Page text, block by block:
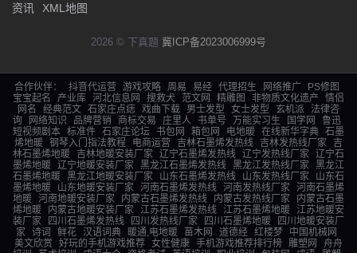
资讯 XML地图
2026 © 下真题 冀ICP备2023006999号
合作伙伴： 抖音代运营 游戏攻略 周易 易经 代理招生 网络推广
PS修图
宝宝起名
产业库 河北信息网 搜救犬 范文网 精雕图 非物质文化遗产
情侣
网名
经典范文 石家庄点痣 戏曲下载 男士发型 女士发型 玄机派
法律咨
询
网络知识 品牌营销 商标交易 庄里人 书单号 万能实习生 国学网
鲁迅
短视频剧本 标准件 石家庄论坛 书包网 箱包网 电地暖 在线新华字典 石墨
烯地暖 钢琴入门指法教程 电商运营 吉林石墨烯发热线 吉林发热线厂家
吉
林石墨烯地暖
吉林地暖安装厂家 辽宁石墨烯发热线 辽宁发热线厂家
辽宁石
墨烯地暖 辽宁地暖安装厂家 黑龙江石墨烯发热线 黑龙江发热线厂家
黑龙江
石墨烯地暖 黑龙江地暖安装厂家 山东石墨烯发热线 山东发热线厂家
山东石
墨烯地暖
山东地暖安装厂家 河南石墨烯发热线 河南发热线厂家
河南石墨烯
地暖 河南地暖安装厂家 内蒙古石墨烯发热线 内蒙古发热线厂家
内蒙古石墨
烯地暖
内蒙古地暖安装厂家 江苏石墨烯发热线 江苏石墨烯地暖
江苏地暖安
装厂家
四川石墨烯发热线 四川发热线厂家 四川石墨烯地暖
四川地暖安装厂
家
诗词 鲜花 汉语词典 暖通,电地暖 苗木网 道德经 红楼梦
中国机械网
美文欣赏
好玩的手机游戏推荐 女性健康 手机游戏推荐排行榜 雕塑网
舟舟